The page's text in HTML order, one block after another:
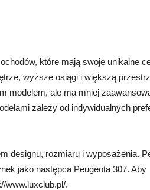
które mają swoje unikalne
wyższe osiągi i większą
modelem, ale ma mniej
zależy od indywidualnych
designu, rozmiaru i wyposażenia.
jako następca Peugeota 307. Aby
www.luxclub.pl/.